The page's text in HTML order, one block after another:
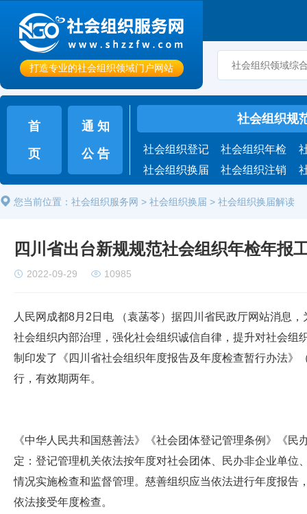
打造专业的社会组织领域门户网站
首
页
通 知
公 告
社会组织规
社会组织登记 社会组织年检
社会组织换届
社会组织注销
您当前位置： 社会组织服务网 > 社会组织换届 > 社会组织换届解读
四川省出台新规规范社会组织年检年报
2022-09-29 10985
人民网成都8月2日电 （袁菡苓）据四川省民政厅网站消息
社会组织内部治理，强化社会组织诚信自律，提升对社会
制印发了《四川省社会组织年度报告及年度检查暂行办法
行，有效期两年。
《中华人民共和国慈善法》《社会团体登记管理条例》《
定：登记管理机关依法按年度对社会团体、民办非企业单
情况实施检查和监督管理。慈善组织应当依法进行年度报
依法接受年度检查。